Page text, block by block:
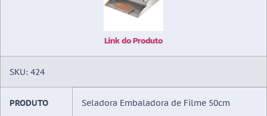
Link do Produto
SKU: 424
PRODUTO Seladora Embaladora de Filme 50cm